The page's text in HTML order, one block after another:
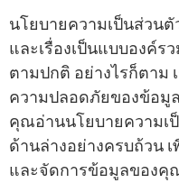
นโยบายความเป็นส่วน
และเรื่องเป็นแบบองค์
ตามปกติ อย่างไรก็ตาม
ความปลอดภัยของข้อ
คุณอ่านนโยบายความเ
ด้านล่างอย่างครบถ้วน
และจัดการข้อมูลของคุ